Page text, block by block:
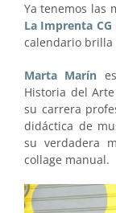
Ya tenemos las
La Imprenta CG
calendario brilla
Marta Marín
Historia del
su carrera
didáctica de
su verdadera
collage manual.